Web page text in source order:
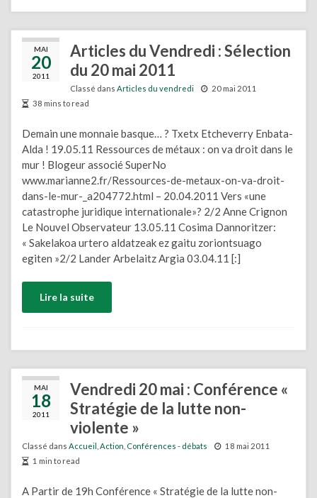
MAI
20
2011
Articles du Vendredi : Sélection
du 20 mai 2011
Classé dans Articles du vendredi
20 mai 2011
38 mins to read
Demain une monnaie basque… ? Txetx Etcheverry Enbata-
Alda ! 19.05.11 Ressources de métaux : on va droit dans le
mur ! Blogeur associé SuperNo
www.marianne2.fr/Ressources-de-metaux-on-va-droit-
dans-le-mur-_a204772.html – 20.04.2011 Vers «une
catastrophe juridique internationale»? 2/2 Anne Crignon
Le Nouvel Observateur 13.05.11 Cosima Dannoritzer:
« Sakelakoa urtero aldatzeak ez gaitu zoriontsuago
egiten »2/2 Lander Arbelaitz Argia 03.04.11 [:]
Lire la suite
MAI
18
2011
Vendredi 20 mai : Conférence «
Stratégie de la lutte non-
violente »
Classé dans Accueil Action Conférences - débats
18 mai 2011
1 min to read
A Partir de 19h Conférence « Stratégie de la lutte non-